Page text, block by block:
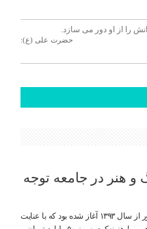
را از او دور می سازد.
حضرت علی (ع):
و هنر در جامعه توجه
عملیات اجرایی مجتمع فرهنگی و هنری کلور از سال ۱۳۹۳ آغاز شده بود که با عنایت